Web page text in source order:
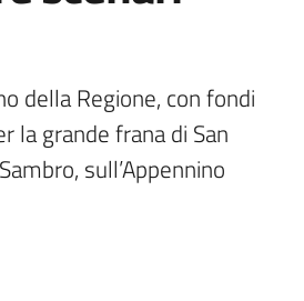
della Regione, con fondi
la grande frana di San
sull’Appennino